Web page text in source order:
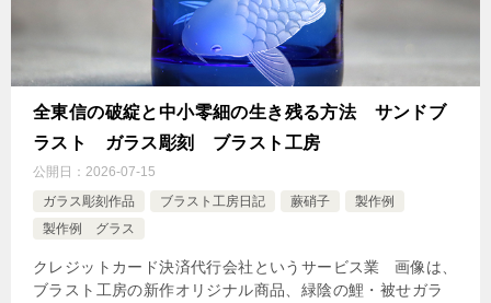
全東信の破綻と中小零細の生き残る方法 サンドブ
ラスト ガラス彫刻 ブラスト工房
公開日： 2026-07-15
ガラス彫刻作品
ブラスト工房日記 蕨硝子
製作例
製作例 グラス
クレジットカード決済代行会社というサービス業 画像は、
ブラスト工房の新作オリジナル商品、緑陰の鯉・被せガラ